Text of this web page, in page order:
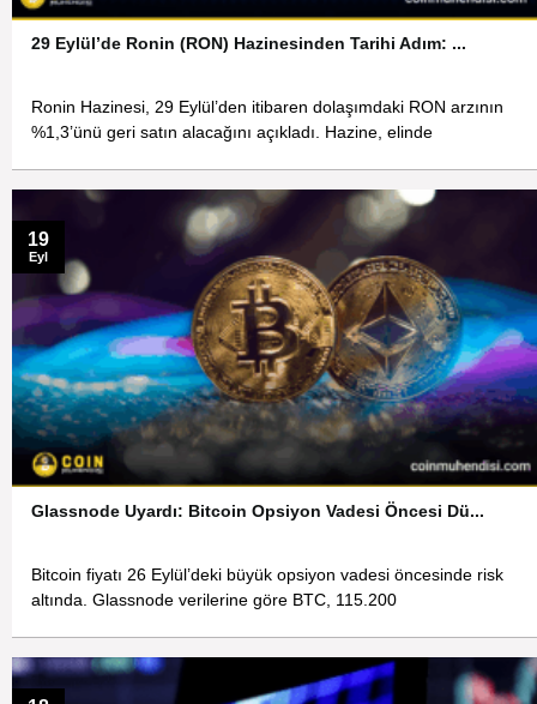
29 Eylül’de Ronin (RON) Hazinesinden Tarihi Adım: ...
Ronin Hazinesi, 29 Eylül’den itibaren dolaşımdaki RON arzının
%1,3’ünü geri satın alacağını açıkladı. Hazine, elinde
Glassnode Uyardı: Bitcoin Opsiyon Vadesi Öncesi Dü...
Bitcoin fiyatı 26 Eylül’deki büyük opsiyon vadesi öncesinde risk
altında. Glassnode verilerine göre BTC, 115.200
19
Eyl